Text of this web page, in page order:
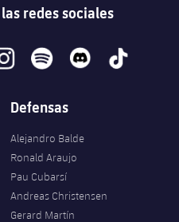
redes sociales
spotify discord tiktok
Defensas
Alejandro Balde
Ronald Araujo
Pau Cubarsí
Andreas Christensen
Gerard Martín